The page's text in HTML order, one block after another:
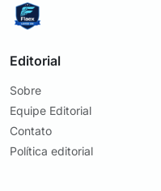
Editorial
Sobre
Equipe Editorial
Contato
Política editorial